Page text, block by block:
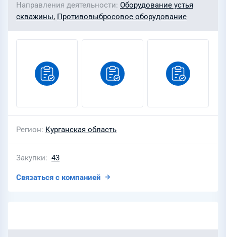
Направления деятельности Оборудование устья
скважины, Противовыбросовое оборудование
Регион Курганская область
Закупки 43
Связаться с компанией